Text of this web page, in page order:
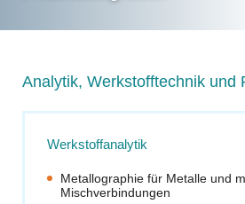
Analytik, Werkstofftechnik und
Werkstoffanalytik
Metallographie für Metalle und
Mischverbindungen